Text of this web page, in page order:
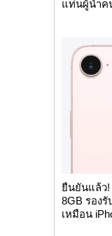
แท่นผู้นำค
ยืนยันแล้ว!
8GB รองรั
เหมือน